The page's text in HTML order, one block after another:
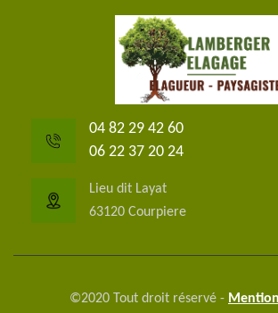
04 82 29 42 60
06 22 37 20 24
Lieu dit Layat
63120 Courpiere
©2020 Tout droit réservé -